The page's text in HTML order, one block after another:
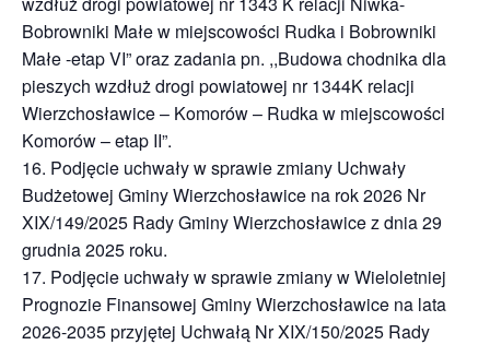
Bobrowniki Małe w miejscowości Rudka i Bobrowniki
Małe -etap VI” oraz zadania pn. ,,Budowa chodnika dla
pieszych wzdłuż drogi powiatowej nr 1344K relacji
Wierzchosławice – Komorów – Rudka w miejscowości
Komorów – etap II”.
16. Podjęcie uchwały w sprawie zmiany Uchwały
Budżetowej Gminy Wierzchosławice na rok 2026 Nr
XIX/149/2025 Rady Gminy Wierzchosławice z dnia 29
grudnia 2025 roku.
17. Podjęcie uchwały w sprawie zmiany w Wieloletniej
Prognozie Finansowej Gminy Wierzchosławice na lata
2026-2035 przyjętej Uchwałą Nr XIX/150/2025 Rady